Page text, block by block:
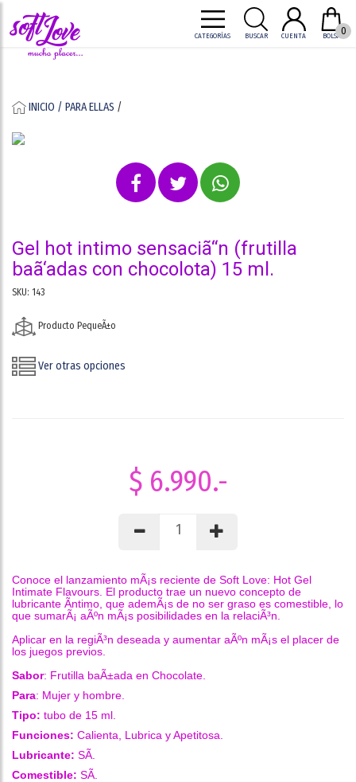
BOLSA 0
CUENTA
BUSCAR
CATEGORÍAS
INICIO / PARA ELLAS /
gel hot intimo sensaciã“n (frutilla
baã‘adas con chocolota) 15 ml.
SKU: 143
Producto PequeÃ±o
Ver otras opciones
$ 6.990.-
Conoce el lanzamiento mÃ¡s reciente de Soft Love: Hot Gel
Intimate Flavours. El producto trae un nuevo concepto de
lubricante Ã­ntimo, que ademÃ¡s de no ser graso es comestible, lo
que sumarÃ¡ aÃºn mÃ¡s posibilidades en la relaciÃ³n.
Aplicar en la regiÃ³n deseada y aumentar aÃºn mÃ¡s el placer de
los juegos previos.
Sabor: Frutilla baÃ±ada en Chocolate.
Para: Mujer y hombre.
Tipo: tubo de 15 ml.
Funciones: Calienta, Lubrica y Apetitosa.
Lubricante: SÃ­.
Comestible: SÃ­.